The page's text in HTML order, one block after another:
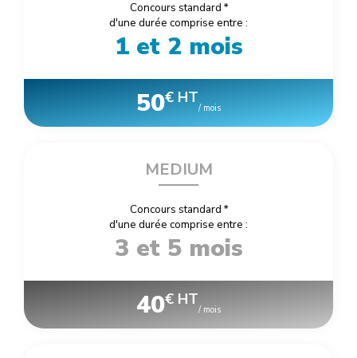
Concours standard *
d'une durée comprise entre :
1 et 2 mois
50€ HT
/ mois
MEDIUM
Concours standard *
d'une durée comprise entre :
3 et 5 mois
40€ HT
/ mois